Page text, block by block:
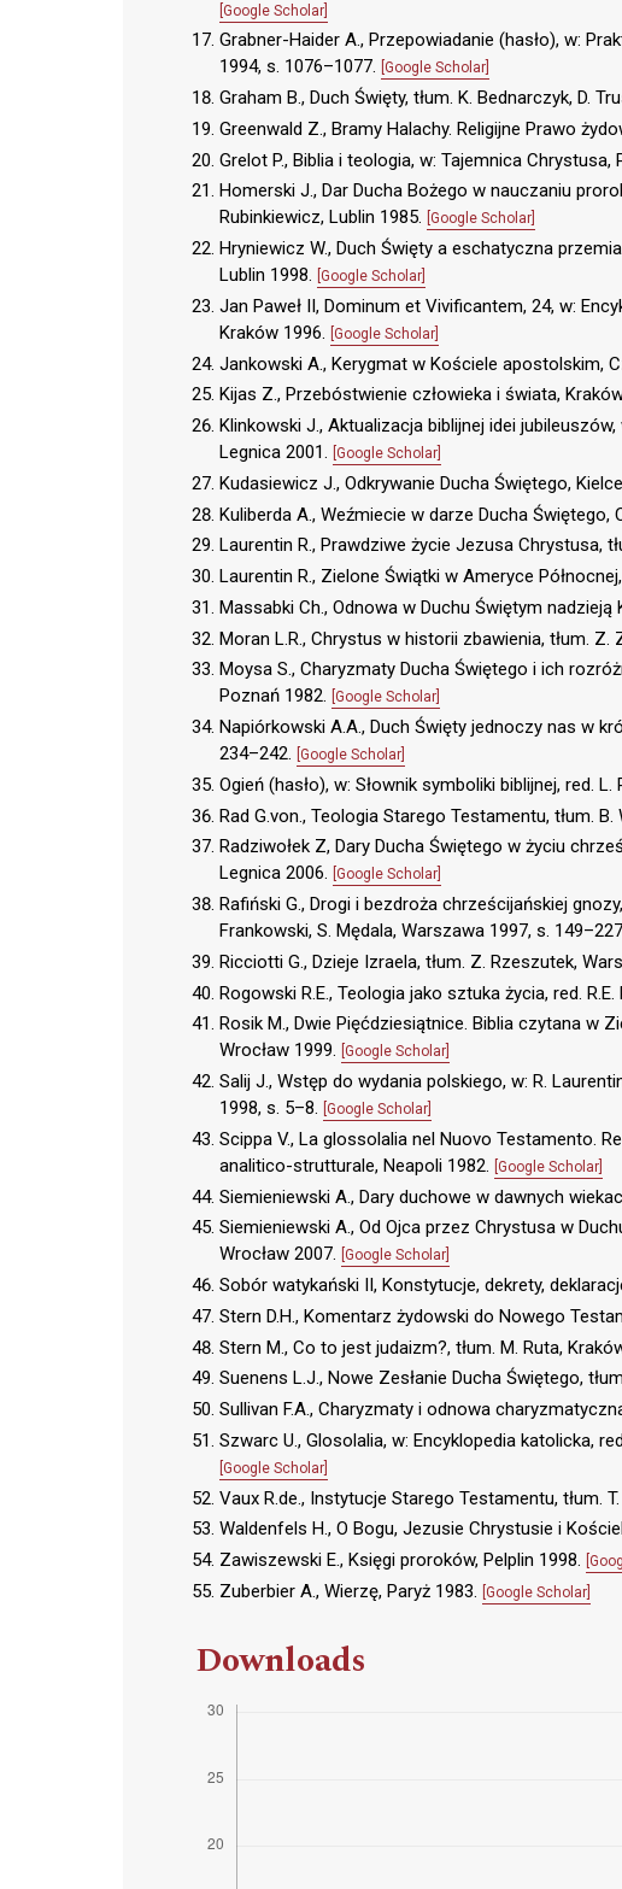
[Google Scholar]
Grabner-Haider A., Przepowiadanie (hasło), w:
1994, s. 1076–1077. [Google Scholar]
Graham B., Duch Święty, tłum. K. Bednarczyk, D.
Greenwald Z., Bramy Halachy. Religijne Prawo
Grelot P., Biblia i teologia, w: Tajemnica Chrystusa,
Homerski J., Dar Ducha Bożego w nauczaniu
Rubinkiewicz, Lublin 1985. [Google Scholar]
Hryniewicz W., Duch Święty a eschatyczna
Lublin 1998. [Google Scholar]
Jan Paweł II, Dominum et Vivificantem, 24, w:
Kraków 1996. [Google Scholar]
Jankowski A., Kerygmat w Kościele apostolskim,
Kijas Z., Przebóstwienie człowieka i świata,
Klinkowski J., Aktualizacja biblijnej idei
Legnica 2001. [Google Scholar]
Kudasiewicz J., Odkrywanie Ducha Świętego,
Kuliberda A., Weźmiecie w darze Ducha Świętego,
Laurentin R., Prawdziwe życie Jezusa Chrystusa,
Laurentin R., Zielone Świątki w Ameryce
Massabki Ch., Odnowa w Duchu Świętym nadzieją
Moran L.R., Chrystus w historii zbawienia, tłum. Z.
Moysa S., Charyzmaty Ducha Świętego i ich
Poznań 1982. [Google Scholar]
Napiórkowski A.A., Duch Święty jednoczy nas w
234–242. [Google Scholar]
Ogień (hasło), w: Słownik symboliki biblijnej, red.
Rad G.von., Teologia Starego Testamentu, tłum. B.
Radziwołek Z, Dary Ducha Świętego w życiu
Legnica 2006. [Google Scholar]
Rafiński G., Drogi i bezdroża chrześcijańskiej
Frankowski, S. Mędala, Warszawa 1997, s.
Ricciotti G., Dzieje Izraela, tłum. Z. Rzeszutek,
Rogowski R.E., Teologia jako sztuka życia, red.
Rosik M., Dwie Pięćdziesiątnice. Biblia czytana w
Wrocław 1999. [Google Scholar]
Salij J., Wstęp do wydania polskiego, w: R.
1998, s. 5–8. [Google Scholar]
Scippa V., La glossolalia nel Nuovo Testamento.
analitico-strutturale, Neapoli 1982. [Google Scholar]
Siemieniewski A., Dary duchowe w dawnych
Siemieniewski A., Od Ojca przez Chrystusa w
Wrocław 2007. [Google Scholar]
Sobór watykański II, Konstytucje, dekrety,
Stern D.H., Komentarz żydowski do Nowego
Stern M., Co to jest judaizm?, tłum. M. Ruta,
Suenens L.J., Nowe Zesłanie Ducha Świętego,
Sullivan F.A., Charyzmaty i odnowa
Szwarc U., Glosolalia, w: Encyklopedia katolicka,
[Google Scholar]
Vaux R.de., Instytucje Starego Testamentu, tłum.
Waldenfels H., O Bogu, Jezusie Chrystusie i
Zawiszewski E., Księgi proroków, Pelplin 1998.
Zuberbier A., Wierzę, Paryż 1983. [Google Scholar]
Downloads